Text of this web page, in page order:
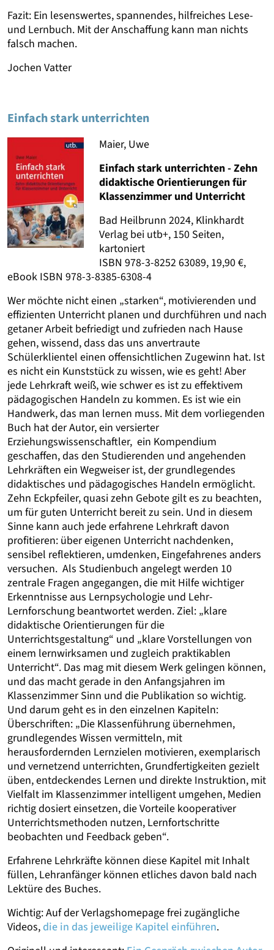
Fazit: Ein lesenswertes, spannendes, hilfreiches Lese-
und Lernbuch. Mit der Anschaffung kann man nichts
falsch machen.
Jochen Vatter
Einfach stark unterrichten
Maier, Uwe
Einfach stark unterrichten - Zehn
didaktische Orientierungen für
Klassenzimmer und Unterricht
Bad Heilbrunn 2024, Klinkhardt
Verlag bei utb+, 150 Seiten,
kartoniert
ISBN 978-3-8252 63089, 19,90 €,
eBook ISBN 978-3-8385-6308-4
Wer möchte nicht einen „starken“, motivierenden und
effizienten Unterricht planen und durchführen und nach
getaner Arbeit befriedigt und zufrieden nach Hause
gehen, wissend, dass das uns anvertraute
Schülerklientel einen offensichtlichen Zugewinn hat. Ist
es nicht ein Kunststück zu wissen, wie es geht! Aber
jede Lehrkraft weiß, wie schwer es ist zu effektivem
pädagogischen Handeln zu kommen. Es ist wie ein
Handwerk, das man lernen muss. Mit dem vorliegenden
Buch hat der Autor, ein versierter
Erziehungswissenschaftler, ein Kompendium
geschaffen, das den Studierenden und angehenden
Lehrkräften ein Wegweiser ist, der grundlegendes
didaktisches und pädagogisches Handeln ermöglicht.
Zehn Eckpfeiler, quasi zehn Gebote gilt es zu beachten,
um für guten Unterricht bereit zu sein. Und in diesem
Sinne kann auch jede erfahrene Lehrkraft davon
profitieren: über eigenen Unterricht nachdenken,
sensibel reflektieren, umdenken, Eingefahrenes anders
versuchen. Als Studienbuch angelegt werden 10
zentrale Fragen angegangen, die mit Hilfe wichtiger
Erkenntnisse aus Lernpsychologie und Lehr-
Lernforschung beantwortet werden. Ziel: „klare
didaktische Orientierungen für die
Unterrichtsgestaltung“ und „klare Vorstellungen von
einem lernwirksamen und zugleich praktikablen
Unterricht“. Das mag mit diesem Werk gelingen können,
und das macht gerade in den Anfangsjahren im
Klassenzimmer Sinn und die Publikation so wichtig.
Und darum geht es in den einzelnen Kapiteln:
Überschriften: „Die Klassenführung übernehmen,
grundlegendes Wissen vermitteln, mit
herausfordernden Lernzielen motivieren, exemplarisch
und vernetzend unterrichten, Grundfertigkeiten gezielt
üben, entdeckendes Lernen und direkte Instruktion, mit
Vielfalt im Klassenzimmer intelligent umgehen, Medien
richtig dosiert einsetzen, die Vorteile kooperativer
Unterrichtsmethoden nutzen, Lernfortschritte
beobachten und Feedback geben“.
Erfahrene Lehrkräfte können diese Kapitel mit Inhalt
füllen, Lehranfänger können etliches davon bald nach
Lektüre des Buches.
Wichtig: Auf der Verlagshomepage frei zugängliche
Videos,die in das jeweilige Kapitel einführen.